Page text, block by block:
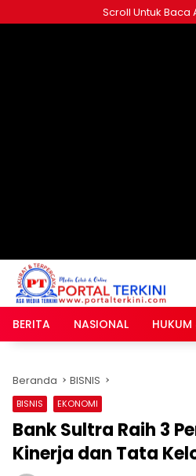
ke
Scroll Untuk Baca
BERITA NASIONAL HUKUM
Beranda BISNIS
BISNIS EKONOMI
Bank Sultra Raih 3
Kinerja dan Tata